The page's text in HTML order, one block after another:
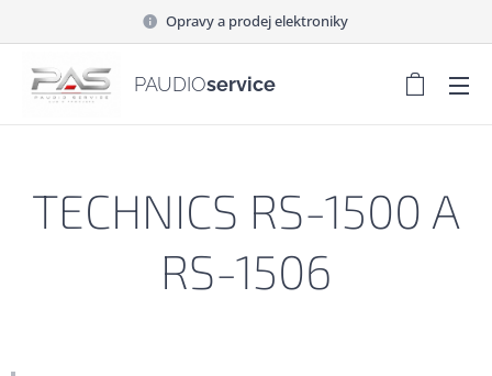
Opravy a prodej elektroniky
PAUDIOservice
TECHNICS RS-1500 A
RS-1506